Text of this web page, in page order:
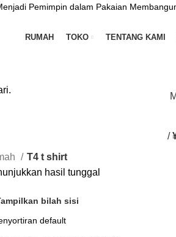
Pemimpin dalam Pakaian
RUMAH TOKO TENTANG KAMI
/
T4 t shirt
hasil tunggal
bilah sisi